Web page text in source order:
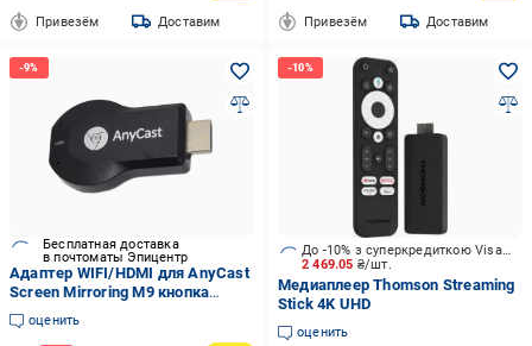
Привезём Доставим Привезём Доставим
Бесплатная доставка
в почтоматы Эпицентр
Адаптер WIFI/HDMI для AnyCast
Screen Mirroring M9 кнопка
сзади (1009654-Black-2)
оценить
2 469.05 ₴/шт.
До -10% з суперкредиткою Visa Вигода
Медиаплеер Thomson Streaming
Stick 4K UHD
оценить